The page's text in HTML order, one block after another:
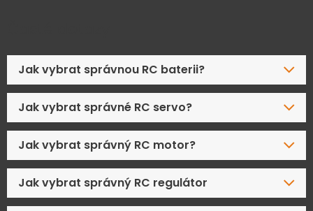
Jak vybrat správnou RC baterii?
Jak vybrat správné RC servo?
Jak vybrat správný RC motor?
Jak vybrat správný RC regulátor